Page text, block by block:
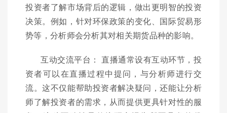
投资者了解市场背后的逻辑，做出更明智的投资
决策。例如，针对环保政策的变化、国际贸易形
势等，分析师会分析其对相关期货品种的影响。
互动交流平台： 直播通常设有互动环节，投
资者可以在直播过程中提问，与分析师进行交
流。这不仅能帮助投资者解决疑问，还能让分析
师了解投资者的需求，从而提供更具针对性的服